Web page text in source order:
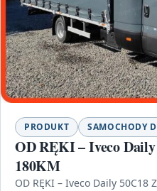
PRODUKT SAMOCHODY
OD RĘKI – Iveco
180KM
OD RĘKI – Iveco Daily 50C18